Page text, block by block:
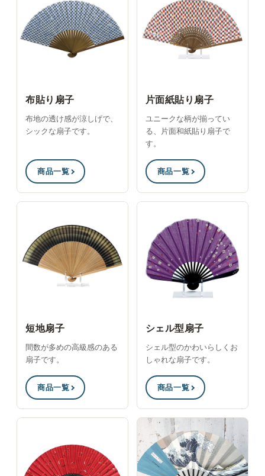
布貼り扇子
布地の透け感が涼しげで、
シックな扇子です。
商品一覧
片面紙貼り扇子
ユニークな柄が揃ってい
る、片面和紙貼り扇子で
す。
商品一覧
短地扇子
間数が多めの高級感のある
扇子です。
商品一覧
シェル型扇子
シェル型のかわいらしくお
しゃれな扇子です。
商品一覧